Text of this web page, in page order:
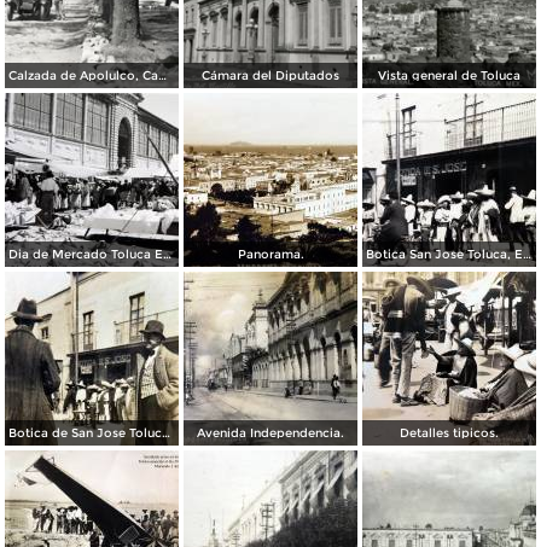
Calzada de Apolulco, Camino Toluca - Ciudad de México Cámara del Diputados Vista general de Toluca
Dia de Mercado Toluca Estado de México. Panorama. Botica San Jose Toluca, Edo de México 1909.
Botica de San Jose Toluca, Edo de México 1909. Avenida Independencia. Detalles tipicos.